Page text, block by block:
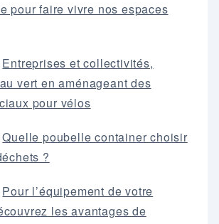
pour faire vivre nos espaces
Entreprises et collectivités,
vert en aménageant des
pour vélos
Quelle poubelle container choisir
?
Pour l’équipement de votre
les avantages de